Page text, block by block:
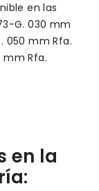
en las
G. 030 mm
050 mm Rfa.
mm Rfa.
en la